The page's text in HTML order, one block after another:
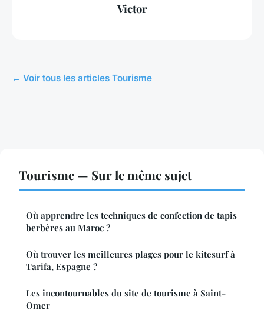
Victor
← Voir tous les articles Tourisme
Tourisme — Sur le même sujet
Où apprendre les techniques de confection de tapis
berbères au Maroc ?
Où trouver les meilleures plages pour le kitesurf à
Tarifa, Espagne ?
Les incontournables du site de tourisme à Saint-
Omer